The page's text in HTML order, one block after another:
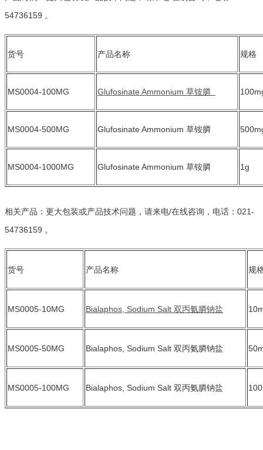
54736159 。
货号 产品名称
MS0004-100MG Glufosinate Ammonium 草铵膦
MS0004-500MG Glufosinate Ammonium 草铵膦
MS0004-1000MG Glufosinate Ammonium 草铵膦 1g
相关产品：更大包装或产品技术问题，请来电/在线咨询，电话：021-
54736159 。
货号 产品名称
MS0005-10MG Bialaphos, Sodium Salt 双丙氨膦钠盐
MS0005-50MG Bialaphos, Sodium Salt 双丙氨膦钠盐
MS0005-100MG Bialaphos, Sodium Salt 双丙氨膦钠盐